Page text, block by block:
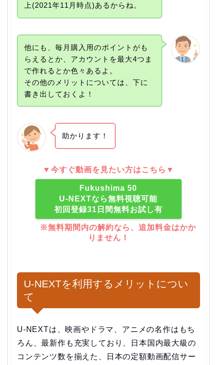
上(2021年11月時点)あるからね。
他にも、毎月購入用のポイントがも
らえるとか、アカウントを最大4つま
で作れるとか色々あるよ。
その他のメリットについては、下に
書き出しておくよ！
助かります！
▼今すぐ動画を見たい方はこちら▼
Fukushima 50
U-NEXTなら無料視聴可能
初回登録31日間無料お試し有
※無料期間内の解約なら、追加料金はかか
りません！
U-NEXTを利用するメリットについ
て
U-NEXTは、映画やドラマ、アニメの名作はもち
ろん、最新作も充実しており、日本国内最大級の
コンテンツ数を揃えた、日本の定額動画配信サー